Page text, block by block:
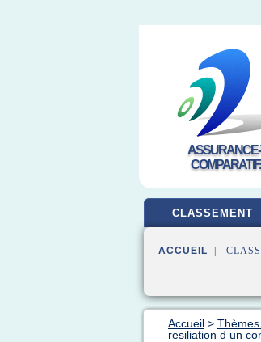
ASSURANCE-
CLASSEMENT
ACCUEIL |
Accueil >
resiliation d un